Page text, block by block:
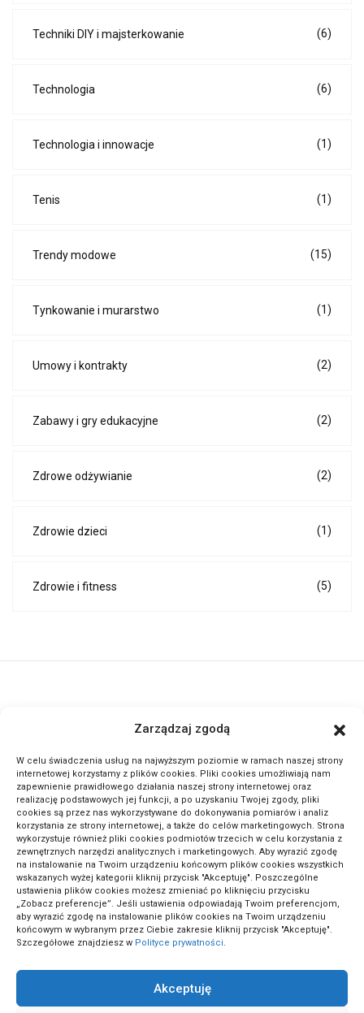
Zarządzaj zgodą
W celu świadczenia usług na najwyższym poziomie w ramach naszej strony
internetowej korzystamy z plików cookies. Pliki cookies umożliwiają nam
zapewnienie prawidłowego działania naszej strony internetowej oraz
realizację podstawowych jej funkcji, a po uzyskaniu Twojej zgody, pliki
cookies są przez nas wykorzystywane do dokonywania pomiarów i analiz
korzystania ze strony internetowej, a także do celów marketingowych. Strona
wykorzystuje również pliki cookies podmiotów trzecich w celu korzystania z
zewnętrznych narzędzi analitycznych i marketingowych. Aby wyrazić zgodę
na instalowanie na Twoim urządzeniu końcowym plików cookies wszystkich
wskazanych wyżej kategorii kliknij przycisk "Akceptuję". Poszczególne
ustawienia plików cookies możesz zmieniać po kliknięciu przycisku
„Zobacz preferencje”. Jeśli ustawienia odpowiadają Twoim preferencjom,
aby wyrazić zgodę na instalowanie plików cookies na Twoim urządzeniu
końcowym w wybranym przez Ciebie zakresie kliknij przycisk "Akceptuję".
Szczegółowe znajdziesz w Polityce prywatności.
Akceptuję
Techniki DIY i majsterkowanie (6)
Technologia (6)
Technologia i innowacje (1)
Tenis (1)
Trendy modowe (15)
Tynkowanie i murarstwo (1)
Umowy i kontrakty (2)
Zabawy i gry edukacyjne (2)
Zdrowe odżywianie (2)
Zdrowie dzieci (1)
Zdrowie i fitness (5)
informacji na przeróżne tematy. Dołącz do naszej społeczności,
METODA ODWRÓCONEJ LEKCJI: SEKRET GENIALNYCH
UCZNIÓW!